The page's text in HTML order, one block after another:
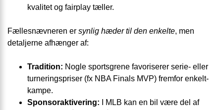
kvalitet og fairplay tæller.
Fællesnævneren er synlig hæder til den enkelte, men
detaljerne afhænger af:
Tradition: Nogle sportsgrene favoriserer serie- eller
turnerings­priser (fx NBA Finals MVP) fremfor enkelt­
kampe.
Sponsoraktivering: I MLB kan en bil være del af